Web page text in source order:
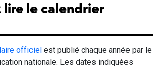
le calendrier
officiel est publié chaque année par le
nationale. Les dates indiquées